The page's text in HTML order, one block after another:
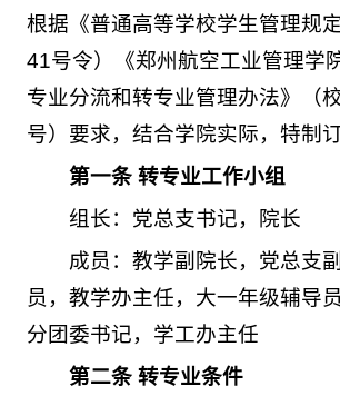
根据《普通高等学校学生管理规
41号令）《郑州航空工业管理学
专业分流和转专业管理办法》（
号）要求，结合学院实际，特制
第一条 转专业工作小组
组长：党总支书记，院长
成员：教学副院长，党总支
员，教学办主任，大一年级辅导
分团委书记，学工办主任
第二条 转专业条件